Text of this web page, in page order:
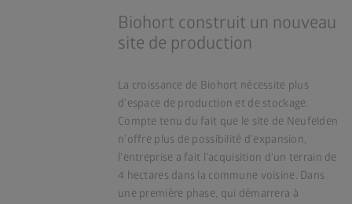
Biohort construit un nouveau
site de production
La croissance de Biohort nécessite plus
d’espace de production et de stockage.
Compte tenu du fait que le site de Neufelden
n’offre plus de possibilité d’expansion,
l’entreprise a fait l’acquisition d’un terrain de
4 hectares dans la commune voisine. Dans
une première phase, qui démarrera à